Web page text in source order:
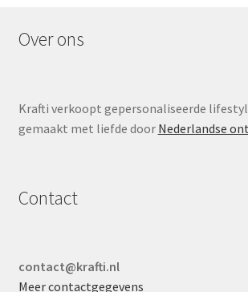
Over ons
Krafti verkoopt gepersonaliseerde
gemaakt met liefde door Nederlandse
Contact
contact@krafti.nl
Meer contactgegevens